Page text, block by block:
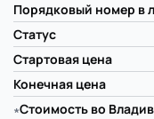
Порядковый номер в
Статус
Стартовая цена
Конечная цена
∗Стоимость во